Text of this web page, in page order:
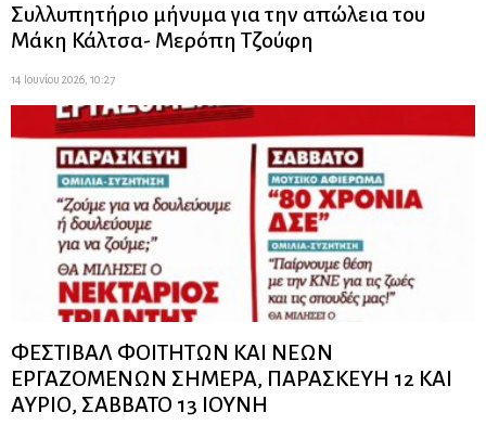
Συλλυπητήριο μήνυμα για την απώλεια του
Μάκη Κάλτσα- Μερόπη Τζούφη
14 Ιουνίου 2026, 10:27
ΦΕΣΤΙΒΑΛ ΦΟΙΤΗΤΩΝ ΚΑΙ ΝΕΩΝ
ΕΡΓΑΖΟΜΕΝΩΝ ΣΗΜΕΡΑ, ΠΑΡΑΣΚΕΥΗ 12 ΚΑΙ
ΑΥΡΙΟ, ΣΑΒΒΑΤΟ 13 ΙΟΥΝΗ